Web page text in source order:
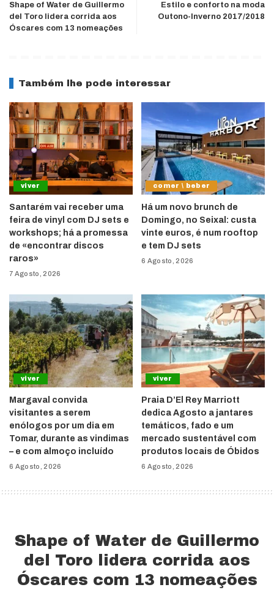
Shape of Water de Guillermo
del Toro lidera corrida aos
Óscares com 13 nomeações
Estilo e conforto na moda
Outono-Inverno 2017/2018
Também lhe pode interessar
viver
Santarém vai receber uma
feira de vinyl com DJ sets e
workshops; há a promessa
de «encontrar discos
raros»
7 Agosto, 2026
comer \ beber
Há um novo brunch de
Domingo, no Seixal: custa
vinte euros, é num rooftop
e tem DJ sets
6 Agosto, 2026
viver
Margaval convida
visitantes a serem
enólogos por um dia em
Tomar, durante as vindimas
– e com almoço incluído
6 Agosto, 2026
viver
Praia D’El Rey Marriott
dedica Agosto a jantares
temáticos, fado e um
mercado sustentável com
produtos locais de Óbidos
6 Agosto, 2026
Shape of Water de Guillermo
del Toro lidera corrida aos
Óscares com 13 nomeações